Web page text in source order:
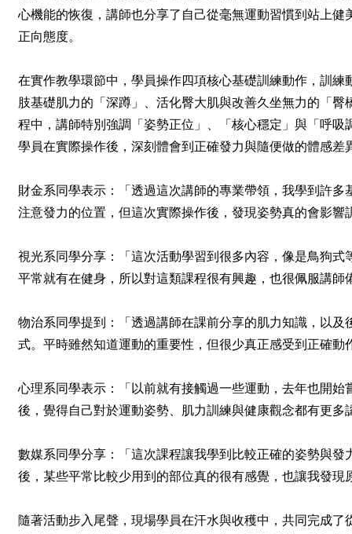
心機能的恢復，講師也分享了自己從毫無運動習慣到站上
正向態度。
在實作教學環節中，學員操作四項核心基礎訓練動作，訓
肢基礎肌力的「深蹲」、活化臀大肌與改善久坐無力的「
程中，講師特別強調「姿勢正位」、「核心穩定」與「呼
學員在實際操作後，深刻體會到正確發力與隨便做的體感
財金系同學表示：「透過這次講師的專業帶領，我學到許
注意發力的位置，但這次實際操作後，發現姿勢真的會影
視光系同學分享：「這次活動學習到很多內容，像是鳥狗
平常就有在健身，所以對這類課程很有興趣，也很佩服講
物治系同學提到：「透過講師在課前分享的肌力知識，以
式。平時雖然知道運動的重要性，但很少真正感受到正確
心理系同學表示：「以前就有接觸過一些運動，去年也開
後，覺得自己對於運動姿勢、肌力訓練與健康觀念都有更
數媒系同學分享：「這次課程讓我學到比較正確的姿勢與
後，某些平常比較少用到的部位真的很有感覺，也讓我發現
隨著活動步入尾聲，現場學員在汗水與收穫中，共同完成